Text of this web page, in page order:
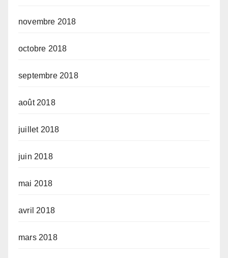
novembre 2018
octobre 2018
septembre 2018
août 2018
juillet 2018
juin 2018
mai 2018
avril 2018
mars 2018